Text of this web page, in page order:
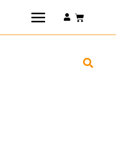
Connexion